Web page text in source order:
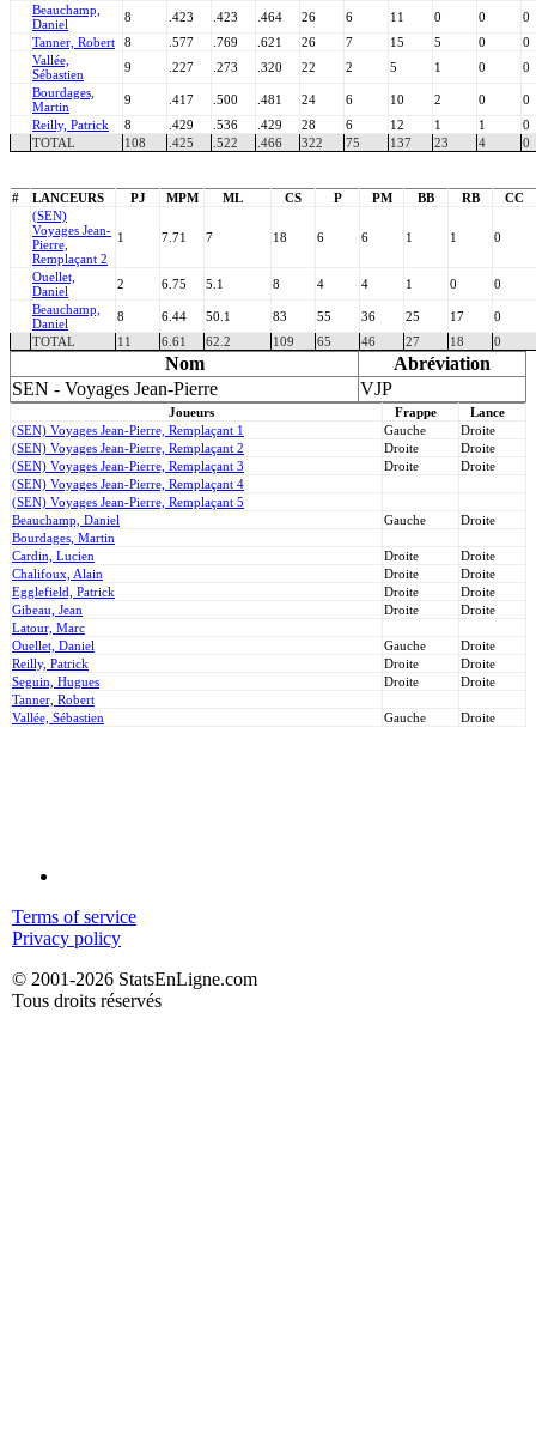
Beauchamp,
Daniel
8 .423 .423 .464 26 6 11 0 0
0
Tanner, Robert
8 .577 .769 .621 26 7 15 5 0
0
Vallée,
Sébastien
9 .227 .273 .320 22 2 5 1 0
0
Bourdages,
Martin
9 .417 .500 .481 24 6 10 2 0
0
Reilly, Patrick
8 .429 .536 .429 28 6 12 1 1
0
TOTAL
108 .425 .522 .466 322 75 137 23 4 0
# LANCEURS PJ MPM ML CS P PM BB RB
CC
(SEN)
Voyages Jean-
Pierre,
Remplaçant 2
1 7.71 7 18 6 6 1 1 0
Ouellet,
Daniel
2 6.75 5.1 8 4 4 1 0
0
Beauchamp,
Daniel
8 6.44 50.1 83 55 36 25 17
0
TOTAL
11 6.61 62.2 109 65 46 27 18 0
Nom
Abréviation
SEN - Voyages Jean-Pierre
VJP
Joueurs Frappe
Lance
(SEN) Voyages Jean-Pierre, Remplaçant 1
Gauche
Droite
(SEN) Voyages Jean-Pierre, Remplaçant 2
Droite
Droite
(SEN) Voyages Jean-Pierre, Remplaçant 3
Droite
Droite
(SEN) Voyages Jean-Pierre, Remplaçant 4
(SEN) Voyages Jean-Pierre, Remplaçant 5
Beauchamp, Daniel
Gauche
Droite
Bourdages, Martin
Cardin, Lucien
Droite
Droite
Chalifoux, Alain
Droite
Droite
Egglefield, Patrick
Droite
Droite
Gibeau, Jean
Droite
Droite
Latour, Marc
Ouellet, Daniel
Gauche
Droite
Reilly, Patrick
Droite
Droite
Seguin, Hugues
Droite
Droite
Tanner, Robert
Vallée, Sébastien
Gauche Droite
Terms of service
Privacy policy
© 2001-2026 StatsEnLigne.com
Tous droits réservés